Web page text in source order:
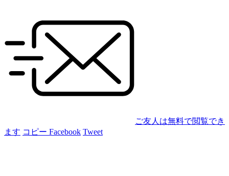
ご友人は無料で閲覧でき
ます コピー Facebook Tweet